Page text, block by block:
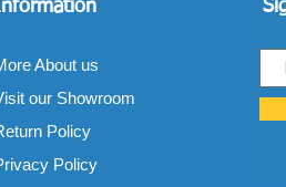
About us
our Showroom
Policy
Policy